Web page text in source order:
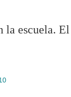
escuela.